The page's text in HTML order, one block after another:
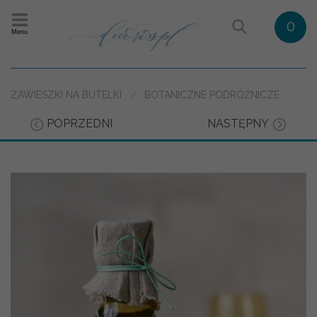
Menu 0
ZAWIESZKI NA BUTELKI BOTANICZNE PODRÓŻNICZE
POPRZEDNI NASTĘPNY